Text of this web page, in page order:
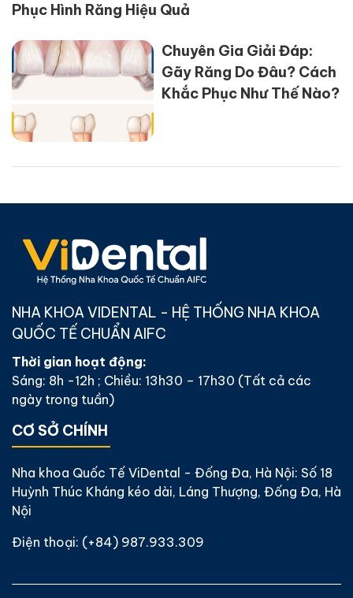
Phục Hình Răng Hiệu Quả
Chuyên Gia Giải Đáp:
Gãy Răng Do Đâu? Cách
Khắc Phục Như Thế Nào?
NHA KHOA VIDENTAL - HỆ THỐNG NHA KHOA
QUỐC TẾ CHUẨN AIFC
Thời gian hoạt động:
Sáng: 8h -12h ; Chiều: 13h30 – 17h30 (Tất cả các
ngày trong tuần)
CƠ SỞ CHÍNH
Nha khoa Quốc Tế ViDental - Đống Đa, Hà Nội: Số 18
Huỳnh Thúc Kháng kéo dài, Láng Thượng, Đống Đa, Hà
Nội
Điện thoại: (+84) 987.933.309